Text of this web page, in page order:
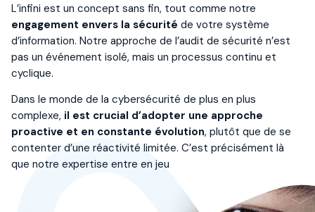
L’infini est un concept sans fin, tout comme notre
engagement envers la sécurité de votre système
d’information. Notre approche de l’audit de sécurité n’est
pas un événement isolé, mais un processus continu et
cyclique.
Dans le monde de la cybersécurité de plus en plus
complexe, il est crucial d’adopter une approche
proactive et en constante évolution, plutôt que de se
contenter d’une réactivité limitée. C’est précisément là
que notre expertise entre en jeu